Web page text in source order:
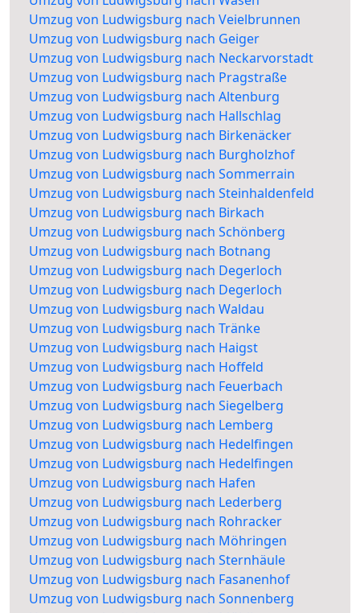
Umzug von Ludwigsburg nach Veielbrunnen
Umzug von Ludwigsburg nach Geiger
Umzug von Ludwigsburg nach Neckarvorstadt
Umzug von Ludwigsburg nach Pragstraße
Umzug von Ludwigsburg nach Altenburg
Umzug von Ludwigsburg nach Hallschlag
Umzug von Ludwigsburg nach Birkenäcker
Umzug von Ludwigsburg nach Burgholzhof
Umzug von Ludwigsburg nach Sommerrain
Umzug von Ludwigsburg nach Steinhaldenfeld
Umzug von Ludwigsburg nach Birkach
Umzug von Ludwigsburg nach Schönberg
Umzug von Ludwigsburg nach Botnang
Umzug von Ludwigsburg nach Degerloch
Umzug von Ludwigsburg nach Degerloch
Umzug von Ludwigsburg nach Waldau
Umzug von Ludwigsburg nach Tränke
Umzug von Ludwigsburg nach Haigst
Umzug von Ludwigsburg nach Hoffeld
Umzug von Ludwigsburg nach Feuerbach
Umzug von Ludwigsburg nach Siegelberg
Umzug von Ludwigsburg nach Lemberg
Umzug von Ludwigsburg nach Hedelfingen
Umzug von Ludwigsburg nach Hedelfingen
Umzug von Ludwigsburg nach Hafen
Umzug von Ludwigsburg nach Lederberg
Umzug von Ludwigsburg nach Rohracker
Umzug von Ludwigsburg nach Möhringen
Umzug von Ludwigsburg nach Sternhäule
Umzug von Ludwigsburg nach Fasanenhof
Umzug von Ludwigsburg nach Sonnenberg